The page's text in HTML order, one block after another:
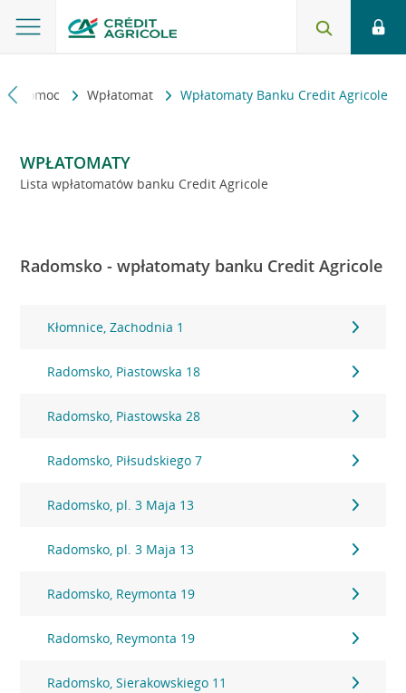
i pomoc Wpłatomat Wpłatomaty Banku Credit Agricole
WPŁATOMATY
Lista wpłatomatów banku Credit Agricole
Radomsko - wpłatomaty banku Credit Agricole
Kłomnice, Zachodnia 1
Radomsko, Piastowska 18
Radomsko, Piastowska 28
Radomsko, Piłsudskiego 7
Radomsko, pl. 3 Maja 13
Radomsko, pl. 3 Maja 13
Radomsko, Reymonta 19
Radomsko, Reymonta 19
Radomsko, Sierakowskiego 11